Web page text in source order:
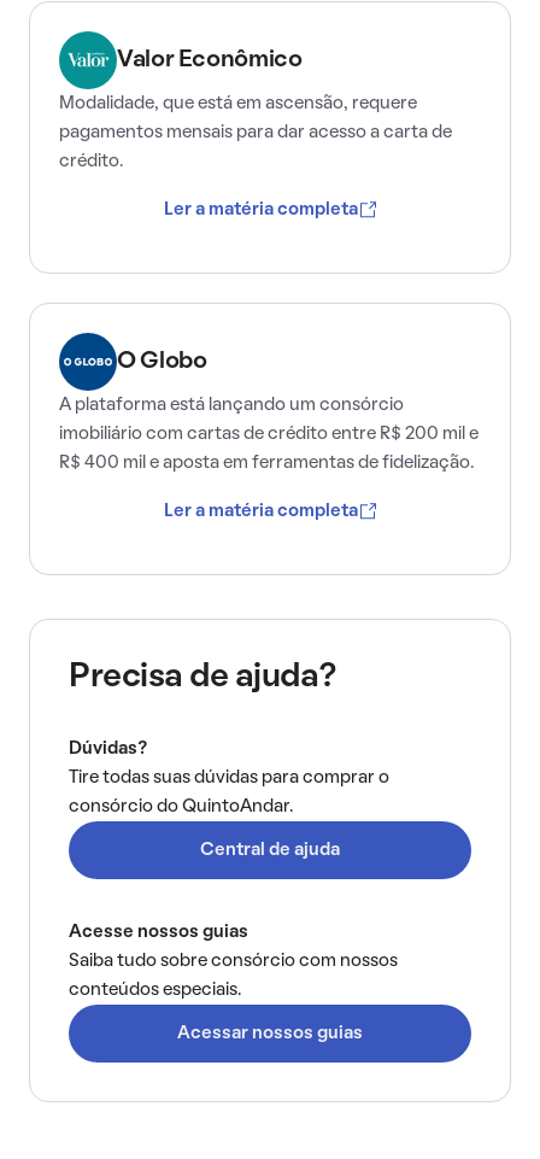
Valor Econômico
Modalidade, que está em ascensão, requere
pagamentos mensais para dar acesso a carta de
crédito.
Ler a matéria completa
O Globo
A plataforma está lançando um consórcio
imobiliário com cartas de crédito entre R$ 200 mil e
R$ 400 mil e aposta em ferramentas de fidelização.
Ler a matéria completa
Precisa de ajuda?
Dúvidas?
Tire todas suas dúvidas para comprar o
consórcio do QuintoAndar.
Central de ajuda
Acesse nossos guias
Saiba tudo sobre consórcio com nossos
conteúdos especiais.
Acessar nossos guias